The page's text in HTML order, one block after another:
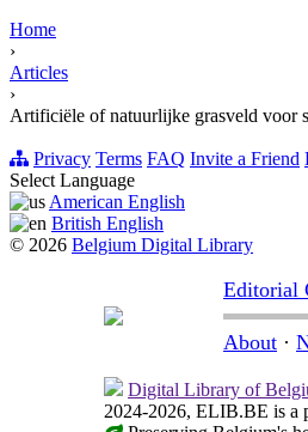
Home
›
Articles
›
Artificiële of natuurlijke grasveld voor
Privacy Terms FAQ Invite a Friend
Select Language
American English
British English
© 2026 Belgium Digital Library
Editorial
About ·
Digital Library of
2024-2026, ELIB.BE is a